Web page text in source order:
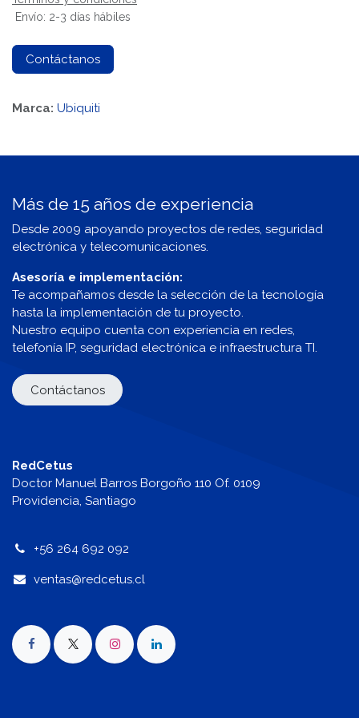
Envío: 2-3 días hábiles
Contáctanos
Marca: Ubiquiti
Más de 15 años de experiencia
Desde 2009 apoyando proyectos de redes, seguridad
electrónica y telecomunicaciones.
Asesoría e implementación:
Te acompañamos desde la selección de la tecnología
hasta la implementación de tu proyecto.
Nuestro equipo cuenta con experiencia en redes,
telefonía IP, seguridad electrónica e infraestructura TI.
Contáctanos
RedCetus
Doctor Manuel Barros Borgoño 110 Of. 0109
Providencia, Santiago
+56 264 692 092
ventas@redcetus.cl